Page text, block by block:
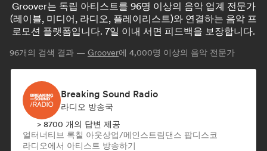
Groover는 독립 아티스트를 96명 이상의 음악 업계 전문가
(레이블, 미디어, 라디오, 플레이리스트)와 연결하는 음악 프
로모션 플랫폼입니다. 7일 이내 서면 피드백을 보장합니다.
96개의 검색 결과 — Groover에 4,000명 이상의 음악 전문가
Breaking Sound Radio
라디오 방송국
> 8700 개의 답변 제공
얼터너티브 록칠 아웃상업/메인스트림댄스 팝디스코
라디오에서 아티스트 방송하기